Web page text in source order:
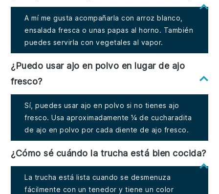
A mí me gusta acompañarla con arroz blanco,
ensalada fresca o unas papas al horno. También
puedes servirla con vegetales al vapor.
¿Puedo usar ajo en polvo en lugar de ajo
fresco?
Sí, puedes usar ajo en polvo si no tienes ajo
fresco. Usa aproximadamente ¼ de cucharadita
de ajo en polvo por cada diente de ajo fresco.
¿Cómo sé cuándo la trucha está bien cocida?
La trucha está lista cuando se desmenuza
fácilmente con un tenedor y tiene un color